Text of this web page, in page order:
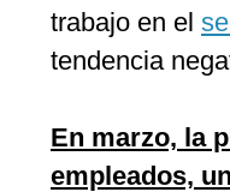
trabajo en el
tendencia
En marzo, la
empleados,